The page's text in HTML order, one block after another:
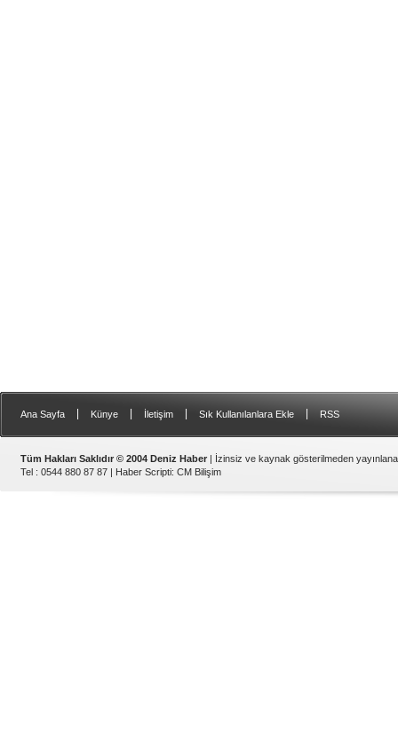
Ana Sayfa Künye İletişim Sık Kullanılanlara Ekle RSS
Tüm Hakları Saklıdır © 2004 Deniz Haber | İzinsiz ve kaynak gösterilmeden
Tel : 0544 880 87 87 | Haber Scripti: CM Bilişim